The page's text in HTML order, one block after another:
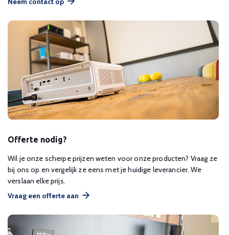
Offerte nodig?
Wil je onze scherpe prijzen weten voor onze producten? Vraag ze
bij ons op en vergelijk ze eens met je huidige leverancier. We
verslaan elke prijs.
Vraag een offerte aan